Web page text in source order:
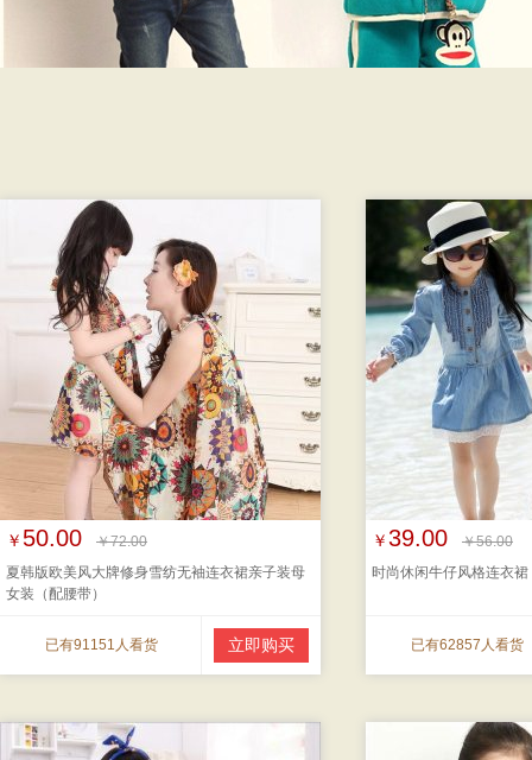
￥ 50.00
￥72.00
夏韩版欧美风大牌修身雪纺无袖连衣裙亲子装母
女装（配腰带）
已有91151人看货 立即购买
￥39.00
￥56.00
时尚休闲牛仔风格连衣裙
已有62857人看货